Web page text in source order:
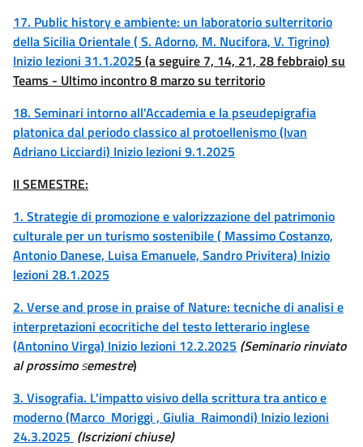
17. Public history e ambiente: un laboratorio sulterritorio
della Sicilia Orientale ( S. Adorno, M. Nucifora, V. Tigrino)
Inizio lezioni 31.1.2025 (a seguire 7, 14, 21, 28 febbraio) su
Teams - Ultimo incontro 8 marzo su territorio
18. Seminari intorno all'Accademia e la pseudepigrafia
platonica dal periodo classico al protoellenismo (Ivan
Adriano Licciardi) Inizio lezioni 9.1.2025
II SEMESTRE:
1. Strategie di promozione e valorizzazione del patrimonio
culturale per un turismo sostenibile ( Massimo Costanzo,
Antonio Danese, Luisa Emanuele, Sandro Privitera) Inizio
lezioni 28.1.2025
2. Verse and prose in praise of Nature: tecniche di analisi e
interpretazioni ecocritiche del testo letterario inglese
(Antonino Virga) Inizio lezioni 12.2.2025 (Seminario rinviato
al prossimosemestre)
3. Visografia. L'impatto visivo della scrittura tra antico e
moderno (Marco Moriggi , Giulia Raimondi) Inizio lezioni
24.3.2025 (Iscrizioni chiuse)